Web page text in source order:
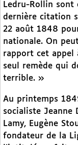
Ledru-Rollin sont
dernière citation
22 août 1848
nationale. On
rapport cet appel
seul remède qui
terrible. »
Au printemps
socialiste Jeanne
Lamy, Eugène
fondateur de la